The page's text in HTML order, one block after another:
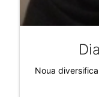
Noua